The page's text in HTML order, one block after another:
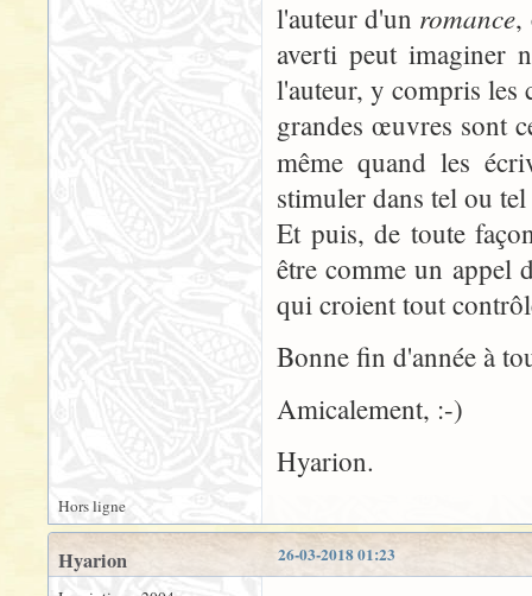
l'auteur d'un romance,
averti peut imaginer
l'auteur, y compris les
grandes œuvres sont
même quand les
stimuler dans tel ou
Et puis, de toute
être comme un appel
qui croient tout
Bonne fin d'année à
Amicalement, :-)
Hyarion.
Hors ligne
26-03-2018 01:23
Hyarion